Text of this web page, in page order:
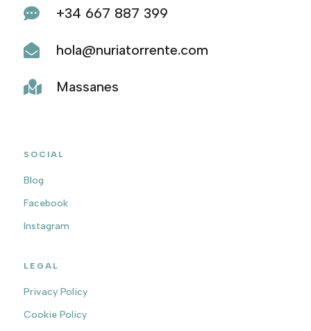
 +34 667 887 399
 hola@nuriatorrente.com
 Massanes
SOCIAL
Blog
Facebook
Instagram
LEGAL
Privacy Policy
Cookie Policy